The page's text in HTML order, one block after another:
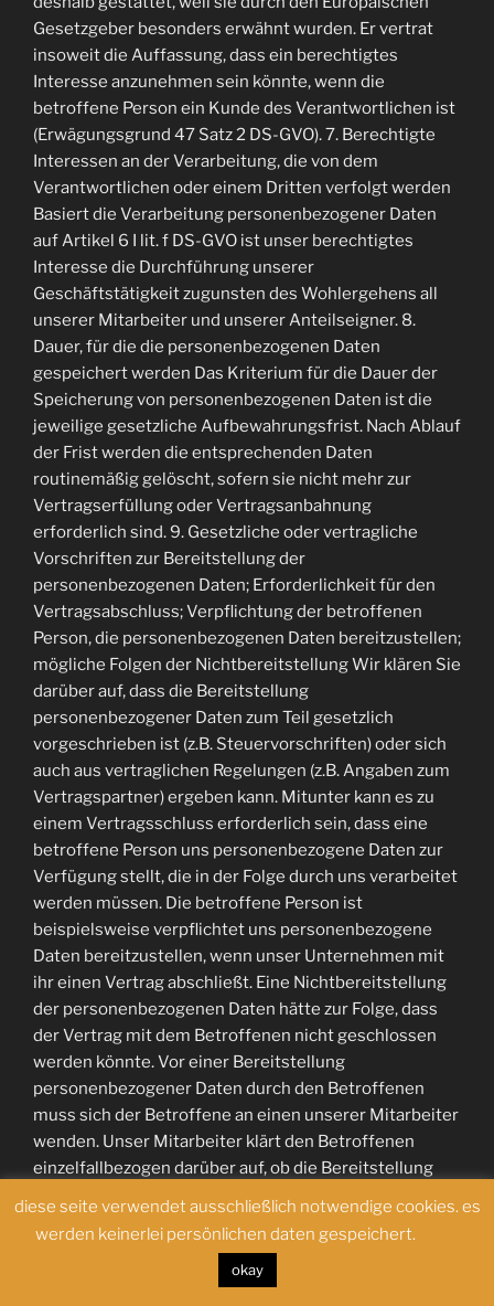
diese seite verwendet ausschließlich notwendige cookies. es
werden keinerlei persönlichen daten gespeichert.
okay